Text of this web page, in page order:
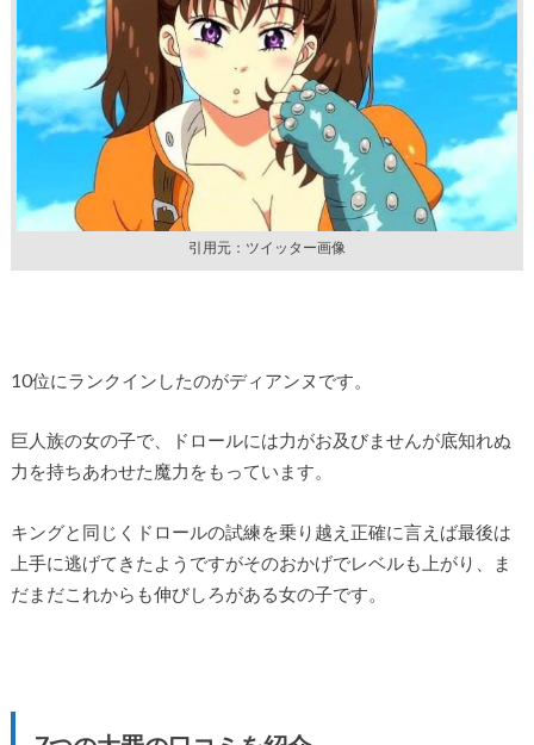
引用元：ツイッター画像
10位にランクインしたのがディアンヌです。
巨人族の女の子で、ドロールには力がお及びませんが底知れぬ
力を持ちあわせた魔力をもっています。
キングと同じくドロールの試練を乗り越え正確に言えば最後は
上手に逃げてきたようですがそのおかげでレベルも上がり、ま
だまだこれからも伸びしろがある女の子です。